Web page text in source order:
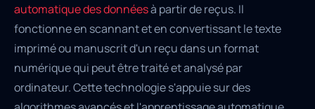
automatique des donnéesà partir de reçus. Il
fonctionne en scannant et en convertissant le texte
imprimé ou manuscrit d'un reçu dans un format
numérique qui peut être traité et analysé par
ordinateur. Cette technologie s'appuie sur des